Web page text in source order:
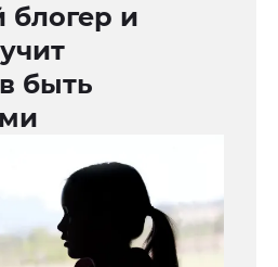
блогер и
быть